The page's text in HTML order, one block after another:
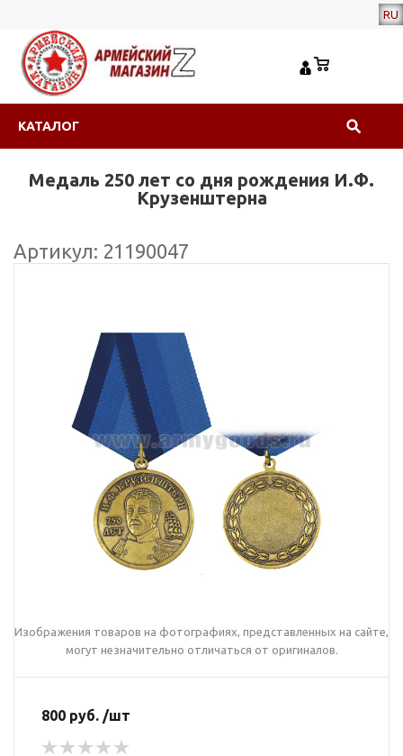
RU
КАТАЛОГ
Медаль 250 лет со дня рождения И.Ф.
Крузенштерна
Артикул: 21190047
Изображения товаров на фотографиях, представленных на сайте,
могут незначительно отличаться от оригиналов.
800 руб. /шт